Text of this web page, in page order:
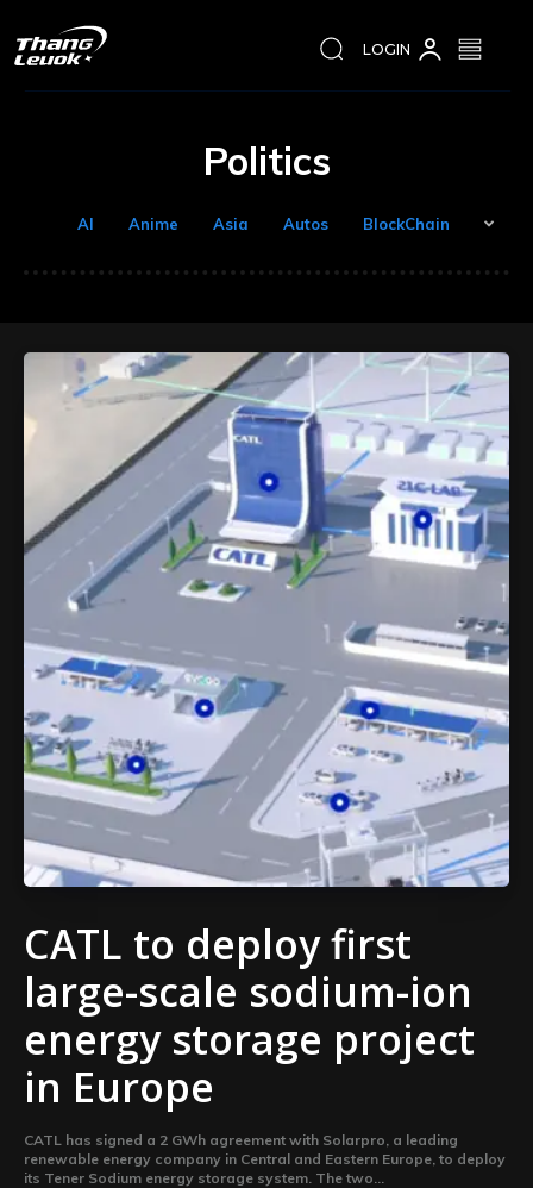
LOGIN
Politics
AI Anime Asia Autos BlockChain
CATL to deploy first
large-scale sodium-ion
energy storage project
in Europe
CATL has signed a 2 GWh agreement with Solarpro, a leading
renewable energy company in Central and Eastern Europe, to deploy
its Tener Sodium energy storage system. The two...